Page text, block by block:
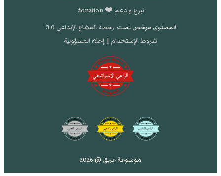
تبرع و دعم ❤️ donation
المحتوى مرخص تحت رخصة المشاع الإبداعي 3.0
شروط الإستخدام | إخلاء المسؤولية
موسوعة عريق @ 2026